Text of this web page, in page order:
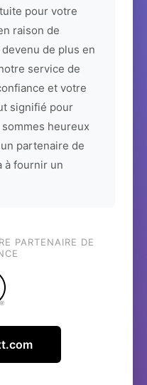
pour votre
raison de
de plus en
service de
et votre
signifié pour
sommes heureux
partenaire de
à fournir un
PARTENAIRE DE